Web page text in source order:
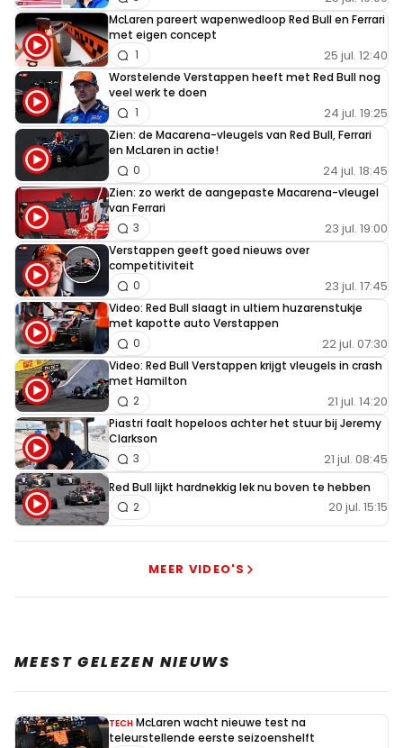
McLaren pareert wapenwedloop Red Bull en Ferrari
met eigen concept
25 jul. 12:40
1
Worstelende Verstappen heeft met Red Bull nog
veel werk te doen
24 jul. 19:25
1
Zien: de Macarena-vleugels van Red Bull, Ferrari
en McLaren in actie!
24 jul. 18:45
0
Zien: zo werkt de aangepaste Macarena-vleugel
van Ferrari
23 jul. 19:00
3
Verstappen geeft goed nieuws over
competitiviteit
23 jul. 17:45
0
Video: Red Bull slaagt in ultiem huzarenstukje
met kapotte auto Verstappen
22 jul. 07:30
0
Video: Red Bull Verstappen krijgt vleugels in crash
met Hamilton
21 jul. 14:20
2
Piastri faalt hopeloos achter het stuur bij Jeremy
Clarkson
21 jul. 08:45
3
Red Bull lijkt hardnekkig lek nu boven te hebben
20 jul. 15:15
2
MEER VIDEO'S
MEEST GELEZEN NIEUWS
TECH McLaren wacht nieuwe test na
teleurstellende eerste seizoenshelft